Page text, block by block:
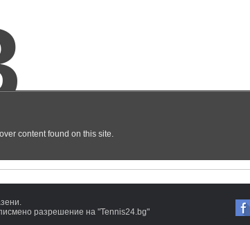
разрешение на "Tennis24.bg"